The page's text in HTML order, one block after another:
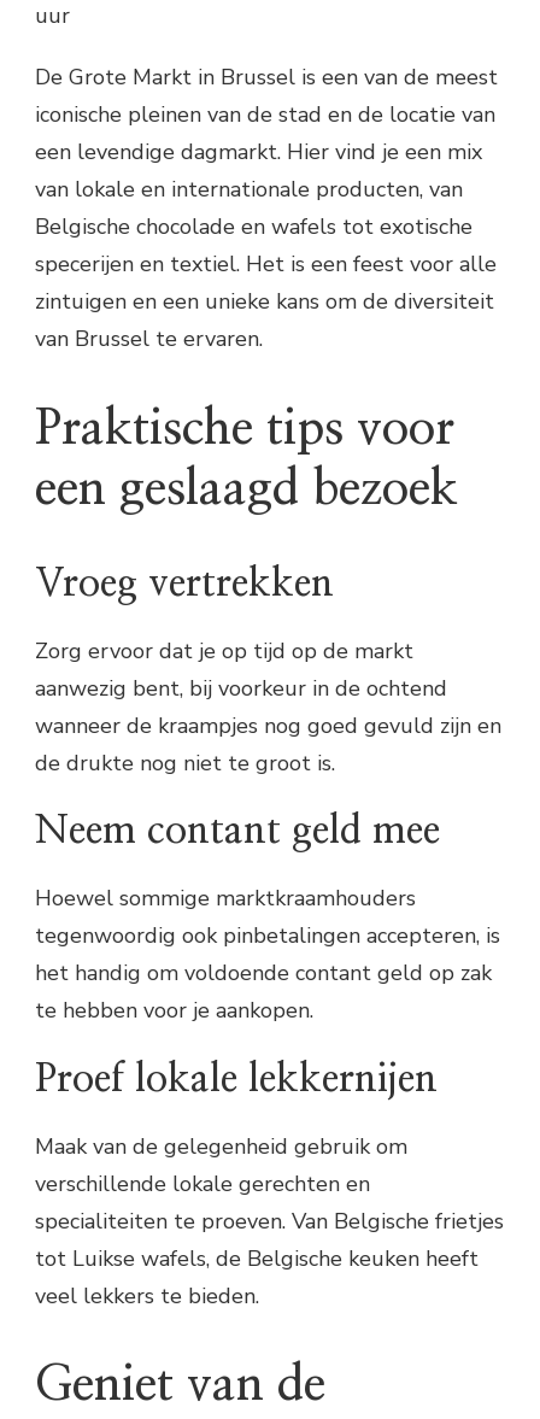
uur
De Grote Markt in Brussel is een van de meest
iconische pleinen van de stad en de locatie van
een levendige dagmarkt. Hier vind je een mix
van lokale en internationale producten, van
Belgische chocolade en wafels tot exotische
specerijen en textiel. Het is een feest voor alle
zintuigen en een unieke kans om de diversiteit
van Brussel te ervaren.
Praktische tips voor
een geslaagd bezoek
Vroeg vertrekken
Zorg ervoor dat je op tijd op de markt
aanwezig bent, bij voorkeur in de ochtend
wanneer de kraampjes nog goed gevuld zijn en
de drukte nog niet te groot is.
Neem contant geld mee
Hoewel sommige marktkraamhouders
tegenwoordig ook pinbetalingen accepteren, is
het handig om voldoende contant geld op zak
te hebben voor je aankopen.
Proef lokale lekkernijen
Maak van de gelegenheid gebruik om
verschillende lokale gerechten en
specialiteiten te proeven. Van Belgische frietjes
tot Luikse wafels, de Belgische keuken heeft
veel lekkers te bieden.
Geniet van de